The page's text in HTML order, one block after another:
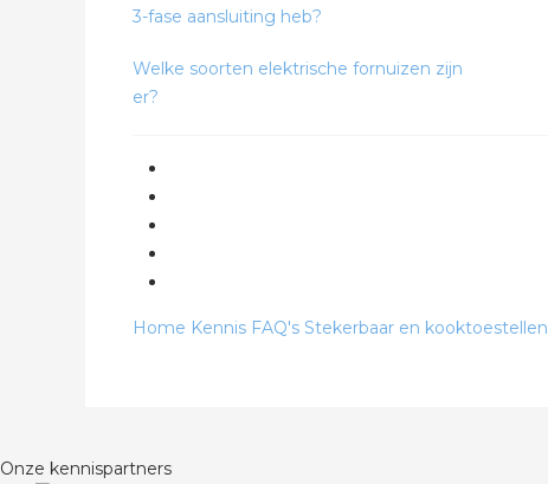
3-fase aansluiting heb?
Welke soorten elektrische fornuizen zijn
er?
Home Kennis FAQ's Stekerbaar en kooktoestellen
Onze kennispartners